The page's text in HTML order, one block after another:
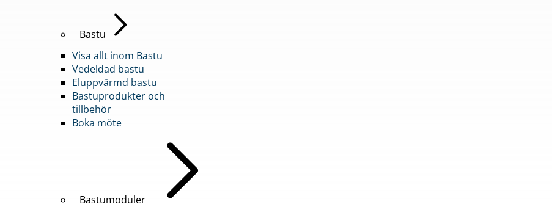
Bastu
Visa allt inom Bastu
Vedeldad bastu
Eluppvärmd bastu
Bastuprodukter och
tillbehör
Boka möte
Bastumoduler